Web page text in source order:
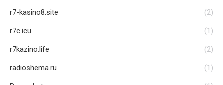
r7-kasino8.site (2)
r7c.icu (1)
r7kazino.life (2)
radioshema.ru (1)